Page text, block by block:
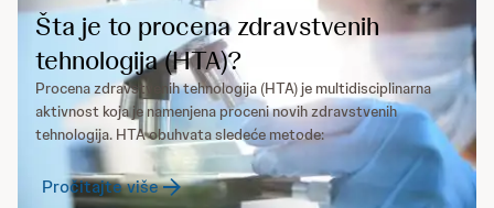
Šta je to procena zdravstvenih
tehnologija (HTA)?
Procena zdravstvenih tehnologija (HTA) je multidisciplinarna
aktivnost koja je namenjena proceni novih zdravstvenih
tehnologija. HTA obuhvata sledeće metode:
Pročitajte više